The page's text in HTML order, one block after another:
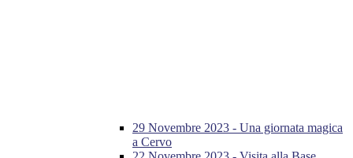
29 Novembre 2023 - Una giornata magica
a Cervo